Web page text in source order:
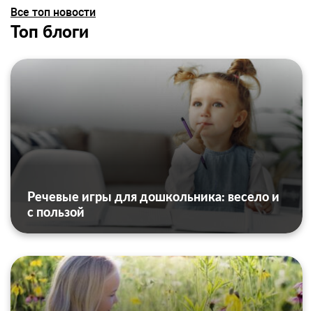
Все топ новости
Топ блоги
Речевые игры для дошкольника: весело и
с пользой